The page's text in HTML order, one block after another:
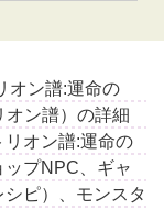
オン譜:運命の
オン譜）の詳細
オン譜:運命の
プNPC、ギャ
ピ）、モンスタ